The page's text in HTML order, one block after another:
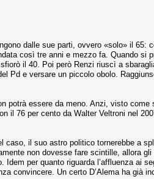
dalle sue parti, ovvero «solo» il 65:
così tre anni e mezzo fa. Quando si
il 40. Poi però Renzi riuscì a
Pd e versare un piccolo obolo.
potrà essere da meno. Anzi, visto
76 per cento da Walter Veltroni nel
il suo astro politico tornerebbe a
non dovesse fare scintille, allora
per quanto riguarda l’affluenza ai
convincere. Un certo D’Alema ha già